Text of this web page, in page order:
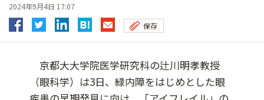
2024年9月4日 17:07
保存
京都大大学院医学研究科の辻川明孝教授
（眼科学）は3日、緑内障をはじめとした眼